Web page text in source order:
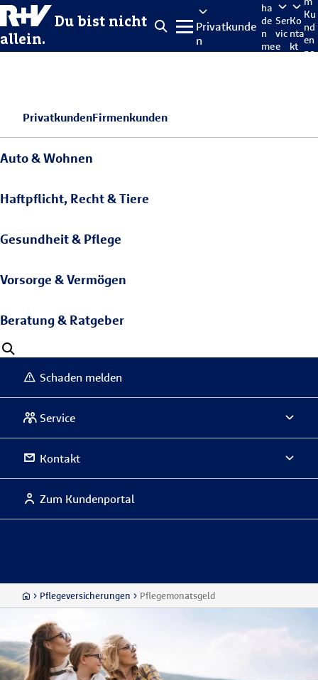
Du bist nicht
allein.
Privatkunde
n
ha
de
n
me
Ser
vic
e
Ko
nta
kt
Ku
nd
en
po
PrivatkundenFirmenkunden
Auto & Wohnen
Haftpflicht, Recht & Tiere
Gesundheit & Pflege
Vorsorge & Vermögen
Beratung & Ratgeber
Schaden melden
Service
Kontakt
Zum Kundenportal
Pflegeversicherungen Pflegemonatsgeld